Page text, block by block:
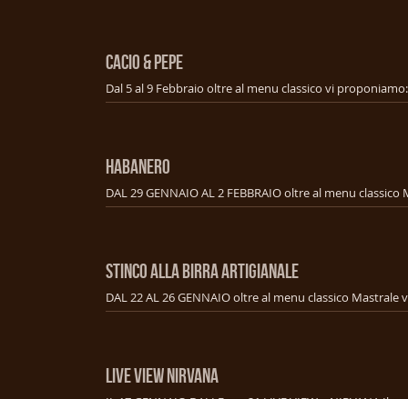
CACIO & PEPE
HABANERO
STINCO ALLA BIRRA ARTIGIANALE
LIVE VIEW NIRVANA